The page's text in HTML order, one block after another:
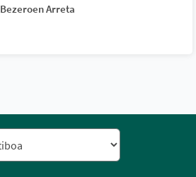
Bezeroen Arreta